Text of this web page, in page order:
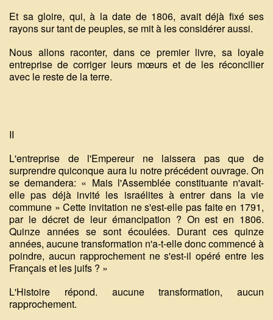
Et sa gloire, qui, à la date de 1806, avait déjà fixé ses
rayons sur tant de peuples, se mit à les considérer aussi.
Nous allons raconter, dans ce premier livre, sa loyale
entreprise de corriger leurs mœurs et de les réconcilier
avec le reste de la terre.
II
L'entreprise de l'Empereur ne laissera pas que de
surprendre quiconque aura lu notre précédent ouvrage. On
se demandera: « Mais l'Assemblée constituante n'avait-
elle pas déjà invité les israélites à entrer dans la vie
commune » Cette invitation ne s'est-elle pas faite en 1791,
par le décret de leur émancipation ? On est en 1806.
Quinze années se sont écoulées. Durant ces quinze
années, aucune transformation n'a-t-elle donc commencé à
poindre, aucun rapprochement ne s'est-il opéré entre les
Français et les juifs ? »
L'Histoire répond. aucune transformation, aucun
rapprochement.